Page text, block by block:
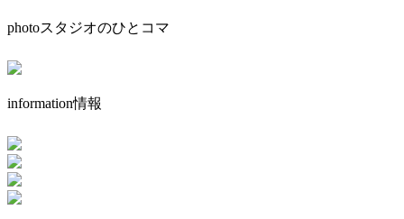
photoスタジオのひとコマ
information情報